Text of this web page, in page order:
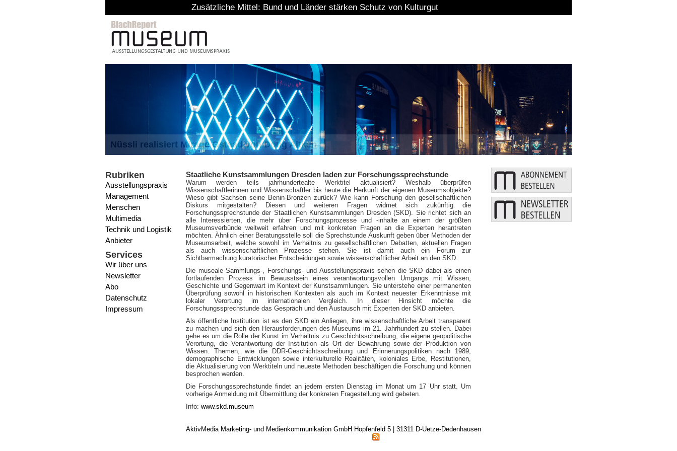
Zusätzliche Mittel: Bund und Länder stärken Schutz von Kulturgut
Nüssli realisiert Mirage Gstaad von Doug Aitken
Rubriken
Ausstellungspraxis
Management
Menschen
Multimedia
Technik und Logistik
Anbieter
Services
Wir über uns
Newsletter
Abo
Datenschutz
Impressum
Staatliche Kunstsammlungen Dresden laden zur Forschungssprechstunde
Warum werden teils jahrhundertealte Werktitel aktualisiert? Weshalb überprüfen
Wissenschaftlerinnen und Wissenschaftler bis heute die Herkunft der eigenen Museumsobjekte?
Wieso gibt Sachsen seine Benin-Bronzen zurück? Wie kann Forschung den gesellschaftlichen
Diskurs mitgestalten? Diesen und weiteren Fragen widmet sich zukünftig die
Forschungssprechstunde der Staatlichen Kunstsammlungen Dresden (SKD). Sie richtet sich an
alle Interessierten, die mehr über Forschungsprozesse und -inhalte an einem der größten
Museumsverbünde weltweit erfahren und mit konkreten Fragen an die Experten herantreten
möchten. Ähnlich einer Beratungsstelle soll die Sprechstunde Auskunft geben über Methoden der
Museumsarbeit, welche sowohl im Verhältnis zu gesellschaftlichen Debatten, aktuellen Fragen
als auch wissenschaftlichen Prozesse stehen. Sie ist damit auch ein Forum zur
Sichtbarmachung kuratorischer Entscheidungen sowie wissenschaftlicher Arbeit an den SKD.
Die museale Sammlungs-, Forschungs- und Ausstellungspraxis sehen die SKD dabei als einen
fortlaufenden Prozess im Bewusstsein eines verantwortungsvollen Umgangs mit Wissen,
Geschichte und Gegenwart im Kontext der Kunstsammlungen. Sie unterstehe einer permanenten
Überprüfung sowohl in historischen Kontexten als auch im Kontext neuester Erkenntnisse mit
lokaler Verortung im internationalen Vergleich. In dieser Hinsicht möchte die
Forschungssprechstunde das Gespräch und den Austausch mit Experten der SKD anbieten.
Als öffentliche Institution ist es den SKD ein Anliegen, ihre wissenschaftliche Arbeit transparent
zu machen und sich den Herausforderungen des Museums im 21. Jahrhundert zu stellen. Dabei
gehe es um die Rolle der Kunst im Verhältnis zu Geschichtsschreibung, die eigene geopolitische
Verortung, die Verantwortung der Institution als Ort der Bewahrung sowie der Produktion von
Wissen. Themen, wie die DDR-Geschichtsschreibung und Erinnerungspolitiken nach 1989,
demographische Entwicklungen sowie interkulturelle Realitäten, koloniales Erbe, Restitutionen,
die Aktualisierung von Werktiteln und neueste Methoden beschäftigen die Forschung und können
besprochen werden.
Die Forschungssprechstunde findet an jedem ersten Dienstag im Monat um 17 Uhr statt. Um
vorherige Anmeldung mit Übermittlung der konkreten Fragestellung wird gebeten.
Info: www.skd.museum
AktivMedia Marketing- und Medienkommunikation GmbH Hopfenfeld 5 | 31311 D-Uetze-Dedenhausen